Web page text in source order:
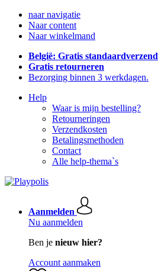
naar navigatie
Naar content
Naar winkelmand
België: Gratis
Gratis retourneren
Bezorging binnen 3 werkdagen.
Help
Waar is mijn bestelling?
Retourneringen
Verzendkosten
Betalingsmethoden
Contact
Alle help-thema`s
Aanmelden
Nu aanmelden
Ben je nieuw hier?
Account aanmaken